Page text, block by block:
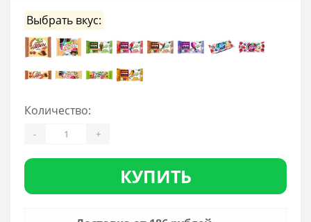
Выбрать вкус:
Количество:
- +
КУПИТЬ